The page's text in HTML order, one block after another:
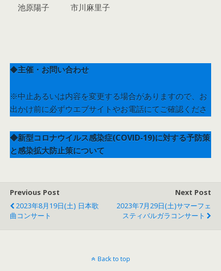
池原陽子 市川麻里子
◆主催・お問い合わせ
※中止あるいは内容を変更する場合がありますので、お
出かけ前に必ずウエブサイトやお電話にてご確認くださ
一般社団法人名古屋二期会 (052-380-5416) (平日10：00
～17：00)
◆後援
名古屋市教育委員会
◆新型コロナウイルス感染症(COVID-19)に対する予防策
と感染拡大防止策について
マスク着用等の新型コロナウイルス感染症感染防止対策
はお客様の判断に委ねられますので、予めご了承くださ
い。
Previous Post
2023年8月19日(土) 日本歌
曲コンサート
Next Post
2023年7月29日(土)サマーフェ
スティバルガラコンサート
Back to top